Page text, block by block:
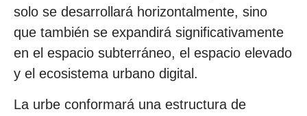
solo se desarrollará horizontalmente, sino
que también se expandirá significativamente
en el espacio subterráneo, el espacio elevado
y el ecosistema urbano digital.
La urbe conformará una estructura de